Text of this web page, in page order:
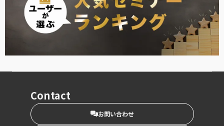
Contact
お問い合わせ